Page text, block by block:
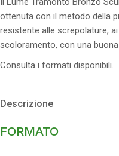
ottenuta con il metodo della
resistente alle screpolature,
scoloramento, con una
Consulta i formati disponibili.
Descrizione
FORMATO